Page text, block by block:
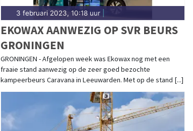
3 februari 2023, 10:18 uur|
EKOWAX AANWEZIG OP SVR BEURS
GRONINGEN
GRONINGEN - Afgelopen week was Ekowax nog met een
fraaie stand aanwezig op de zeer goed bezochte
kampeerbeurs Caravana in Leeuwarden. Met op de stand [...]